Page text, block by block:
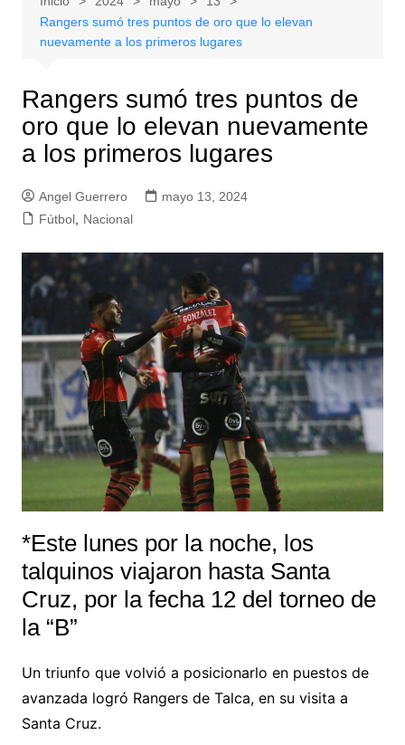
Rangers sumó tres puntos de oro que lo elevan
nuevamente a los primeros lugares
Rangers sumó tres puntos de
oro que lo elevan nuevamente
a los primeros lugares
Angel Guerrero
mayo 13, 2024
Fútbol, Nacional
*Este lunes por la noche, los
talquinos viajaron hasta Santa
Cruz, por la fecha 12 del torneo de
la “B”
Un triunfo que volvió a posicionarlo en puestos de
avanzada logró Rangers de Talca, en su visita a
Santa Cruz.